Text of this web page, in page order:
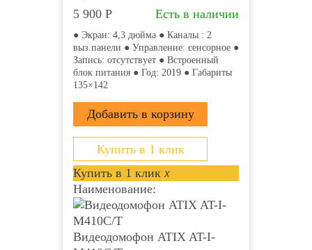
5 900 Р Есть в наличии
● Экран: 4,3 дюйма ● Каналы : 2
выз.панели ● Управление: сенсорное ●
Запись: отсутствует ● Встроенный
блок питания ● Год: 2019 ● Габариты
135×142
Купить в 1 клик
Купить в 1 клик x
Наименование:
Видеодомофон ATIX AT-I-